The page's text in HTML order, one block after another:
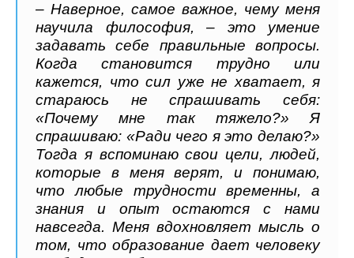
– Наверное, самое важное, чему меня
научила философия, – это умение
задавать себе правильные вопросы.
Когда становится трудно или
кажется, что сил уже не хватает, я
стараюсь не спрашивать себя:
«Почему мне так тяжело?» Я
спрашиваю: «Ради чего я это делаю?»
Тогда я вспоминаю свои цели, людей,
которые в меня верят, и понимаю,
что любые трудности временны, а
знания и опыт остаются с нами
навсегда. Меня вдохновляет мысль о
том, что образование дает человеку